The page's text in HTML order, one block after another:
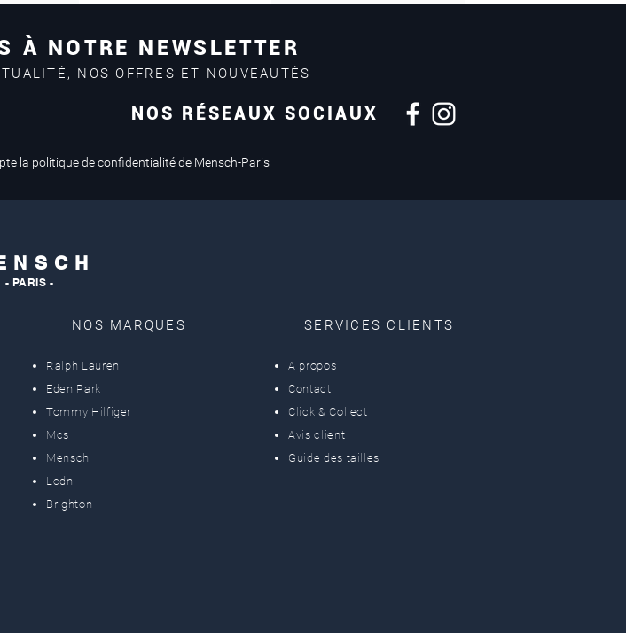
en magasin
À NOTRE NEWSLETTER
NOS OFFRES ET NOUVEAUTÉS
NOS RÉSEAUX SOCIAUX
la politique de confidentialité de Mensch-Paris
N S C H
- PARIS -
NOS MARQUES
Ralph Lauren
Eden Park
Tommy Hilfiger
Mcs
Mensch
Lcdn
Brighton
SERVICES CLIENTS
A propos
Contact
Click & Collect
Avis client
Guide des tailles